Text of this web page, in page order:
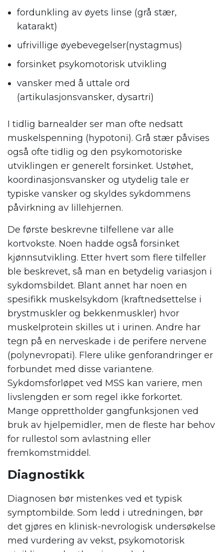
fordunkling av øyets linse (grå stær,
katarakt)
ufrivillige øyebevegelser(nystagmus)
forsinket psykomotorisk utvikling
vansker med å uttale ord
(artikulasjonsvansker, dysartri)
I tidlig barnealder ser man ofte nedsatt
muskelspenning (hypotoni). Grå stær påvises
også ofte tidlig og den psykomotoriske
utviklingen er generelt forsinket. Ustøhet,
koordinasjonsvansker og utydelig tale er
typiske vansker og skyldes sykdommens
påvirkning av lillehjernen.
De første beskrevne tilfellene var alle
kortvokste. Noen hadde også forsinket
kjønnsutvikling. Etter hvert som flere tilfeller
ble beskrevet, så man en betydelig variasjon i
sykdomsbildet. Blant annet har noen en
spesifikk muskelsykdom (kraftnedsettelse i
brystmuskler og bekkenmuskler) hvor
muskelprotein skilles ut i urinen. Andre har
tegn på en nerveskade i de perifere nervene
(polynevropati). Flere ulike genforandringer er
forbundet med disse variantene.
Sykdomsforløpet ved MSS kan variere, men
livslengden er som regel ikke forkortet.
Mange opprettholder gangfunksjonen ved
bruk av hjelpemidler, men de fleste har behov
for rullestol som avlastning eller
fremkomstmiddel.
Diagnostikk
Diagnosen bør mistenkes ved et typisk
symptombilde. Som ledd i utredningen, bør
det gjøres en klinisk-nevrologisk undersøkelse
med vurdering av vekst, psykomotorisk